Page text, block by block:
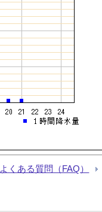
よくある質問（FAQ）